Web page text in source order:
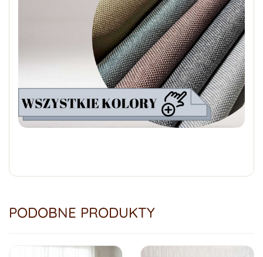
PODOBNE PRODUKTY